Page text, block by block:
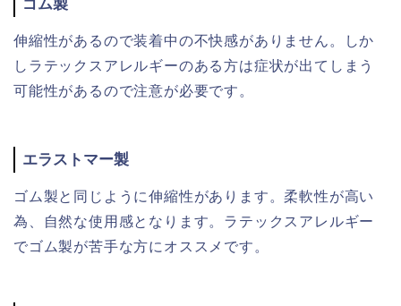
ゴム製
伸縮性があるので装着中の不快感がありません。しか
しラテックスアレルギーのある方は症状が出てしまう
可能性があるので注意が必要です。
エラストマー製
ゴム製と同じように伸縮性があります。柔軟性が高い
為、自然な使用感となります。ラテックスアレルギー
でゴム製が苦手な方にオススメです。